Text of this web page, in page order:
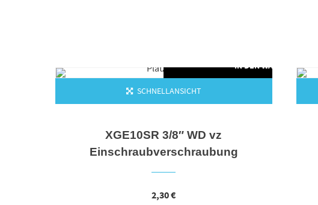
IN DEN WARENKORB
SCHNELLANSICHT
XGE10SR 3/8″ WD vz
Einschraubverschraubung
2,30€